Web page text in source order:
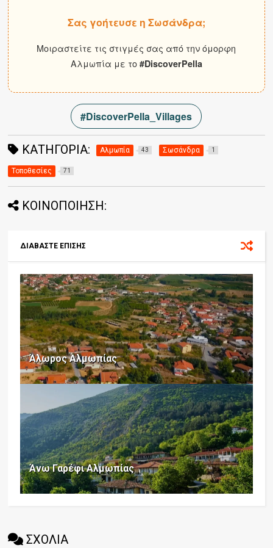
Σας γοήτευσε η Σωσάνδρα;
Μοιραστείτε τις στιγμές σας από την όμορφη
Αλμωπία με το #DiscoverPella
#DiscoverPella_Villages
ΚΑΤΗΓΟΡΊΑ: Αλμωπία 43 Σωσάνδρα 1
Τοποθεσίες 71
ΚΟΙΝΟΠΟΙΗΣΗ:
ΔΙΑΒΑΣΤΕ ΕΠΙΣΗΣ
Άλωρος Αλμωπίας
Άνω Γαρέφι Αλμωπίας
ΣΧΟΛΙΑ